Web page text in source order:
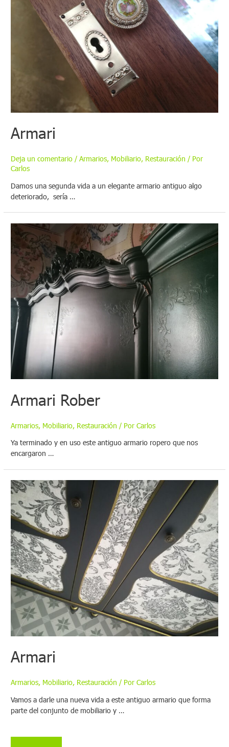
Armari
Deja un comentario /Armarios, Mobiliario, Restauración / Por
Carlos
Damos una segunda vida a un elegante armario antiguo algo
deteriorado, sería …
Armari Rober
Armarios, Mobiliario, Restauración / PorCarlos
Ya terminado y en uso este antiguo armario ropero que nos
encargaron …
Armari
Armarios, Mobiliario, Restauración / PorCarlos
Vamos a darle una nueva vida a este antiguo armario que forma
parte del conjunto de mobiliario y …